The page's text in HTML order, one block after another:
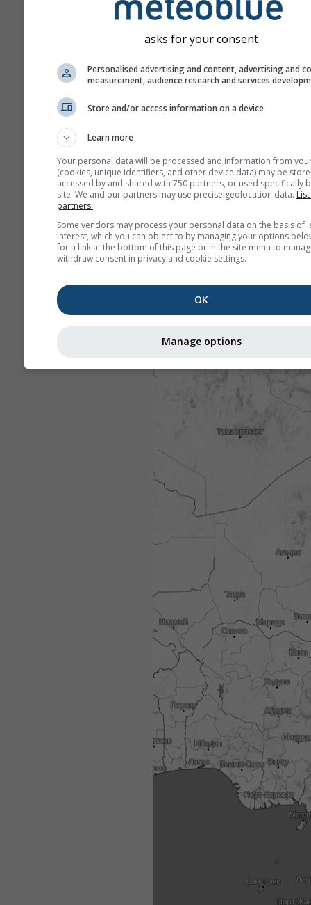
asks for your consent
Personalised advertising and content, advertising and
measurement, audience research and services
Store and/or access information on a device
Learn more
Your personal data will be processed and information from
(cookies, unique identifiers, and other device data) may be
accessed by and shared with 750 partners, or used specifically
site. We and our partners may use precise geolocation data.
partners.
Some vendors may process your personal data on the basis of
interest, which you can object to by managing your options
for a link at the bottom of this page or in the site menu to
withdraw consent in privacy and cookie settings.
OK
Manage options